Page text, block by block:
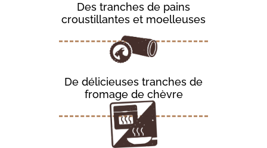
Des tranches de pains
croustillantes et moelleuses
De délicieuses tranches de
fromage de chèvre